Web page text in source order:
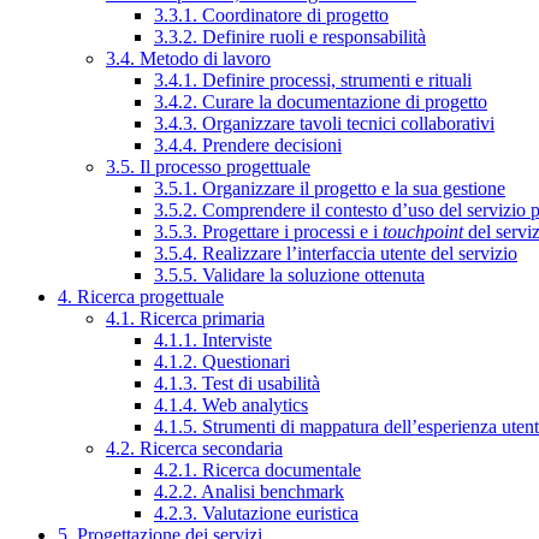
3.3.1. Coordinatore di progetto
3.3.2. Definire ruoli e responsabilità
3.4. Metodo di lavoro
3.4.1. Definire processi, strumenti e rituali
3.4.2. Curare la documentazione di progetto
3.4.3. Organizzare tavoli tecnici collaborativi
3.4.4. Prendere decisioni
3.5. Il processo progettuale
3.5.1. Organizzare il progetto e la sua gestione
3.5.2. Comprendere il contesto d’uso del servizio
3.5.3. Progettare i processi e i touchpointdel
3.5.4. Realizzare l’interfaccia utente del servizio
3.5.5. Validare la soluzione ottenuta
4. Ricerca progettuale
4.1. Ricerca primaria
4.1.1. Interviste
4.1.2. Questionari
4.1.3. Test di usabilità
4.1.4. Web analytics
4.1.5. Strumenti di mappatura dell’esperienza
4.2. Ricerca secondaria
4.2.1. Ricerca documentale
4.2.2. Analisi benchmark
4.2.3. Valutazione euristica
5. Progettazione dei servizi